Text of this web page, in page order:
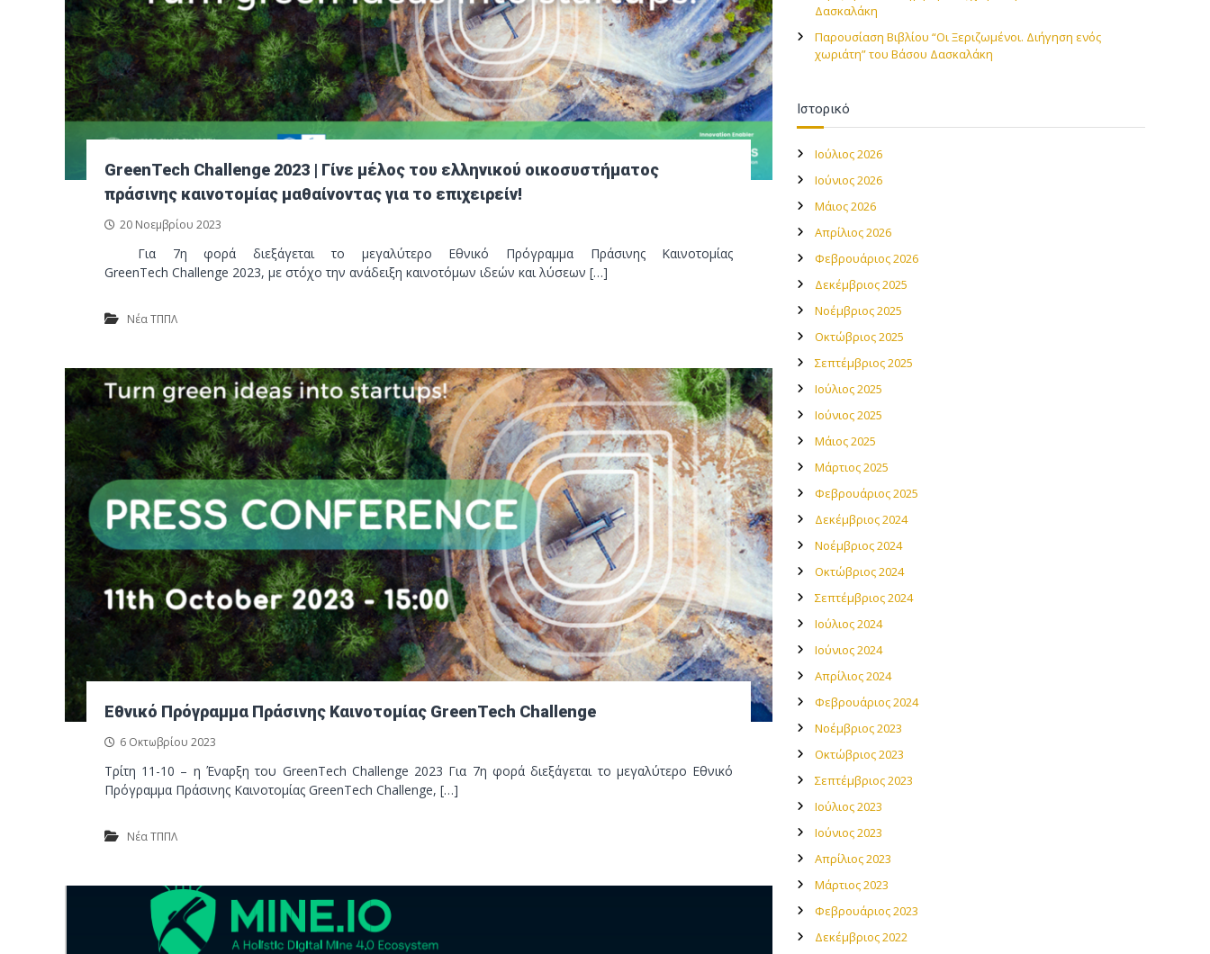
σ
τ
ι
κ
ό
Π
ρ
κ
α
υ
υ
GreenTech Challenge 2023 | Γίνε μέλος του ελληνικού οικοσυστήματος
πράσινης καινοτομίας μαθαίνοντας για το επιχειρείν!
20 Νοεμβρίου 2023
Για 7η φορά διεξάγεται το μεγαλύτερο Εθνικό Πρόγραμμα Πράσινης Καινοτομίας
GreenTech Challenge 2023, με στόχο την ανάδειξη καινοτόμων ιδεών και λύσεων […]
Νέα ΤΠΠΛ
Εθνικό Πρόγραμμα Πράσινης Καινοτομίας GreenTech Challenge
6 Οκτωβρίου 2023
Τρίτη 11-10 – η Έναρξη του GreenTech Challenge 2023 Για 7η φορά διεξάγεται το μεγαλύτερο Εθνικό
Πρόγραμμα Πράσινης Καινοτομίας GreenTech Challenge, […]
Νέα ΤΠΠΛ
Δασκαλάκη
Παρουσίαση Βιβλίου “Οι Ξεριζωμένοι. Διήγηση ενός
χωριάτη” του Βάσου Δασκαλάκη
Ιστορικό
Ιούλιος 2026
Ιούνιος 2026
Μάιος 2026
Απρίλιος 2026
Φεβρουάριος 2026
Δεκέμβριος 2025
Νοέμβριος 2025
Οκτώβριος 2025
Σεπτέμβριος 2025
Ιούλιος 2025
Ιούνιος 2025
Μάιος 2025
Μάρτιος 2025
Φεβρουάριος 2025
Δεκέμβριος 2024
Νοέμβριος 2024
Οκτώβριος 2024
Σεπτέμβριος 2024
Ιούλιος 2024
Ιούνιος 2024
Απρίλιος 2024
Φεβρουάριος 2024
Νοέμβριος 2023
Οκτώβριος 2023
Σεπτέμβριος 2023
Ιούλιος 2023
Ιούνιος 2023
Απρίλιος 2023
Μάρτιος 2023
Φεβρουάριος 2023
Δεκέμβριος 2022